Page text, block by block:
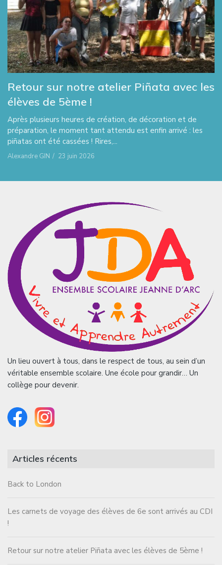
Retour sur notre atelier Piñata avec les
élèves de 5ème !
Après plusieurs heures de création, de décoration et de
préparation, le moment tant attendu est enfin arrivé : les
piñatas ont été cassées ! Rires,...
Alexandre GIN / 23 juin 2026
Un lieu ouvert à tous, dans le respect de tous, au sein d’un
véritable ensemble scolaire. Une école pour grandir… Un
collège pour devenir.
Articles récents
Back to London
Les carnets de voyage des élèves de 6e sont arrivés au CDI
!
Retour sur notre atelier Piñata avec les élèves de 5ème !